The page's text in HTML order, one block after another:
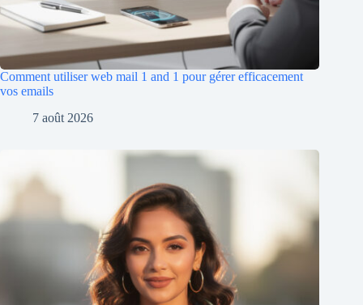
Comment utiliser web mail 1 and 1 pour gérer efficacement
vos emails
7 août 2026